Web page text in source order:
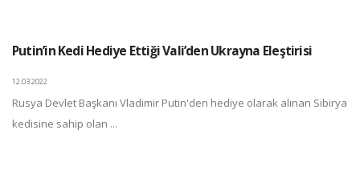
Putin’in Kedi Hediye Ettiği Vali’den Ukrayna Eleştirisi
12.03.2022
Rusya Devlet Başkanı Vladimir Putin'den hediye olarak alınan Sibirya
kedisine sahip olan ...